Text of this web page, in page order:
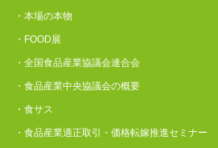
・本場の本物
・FOOD展
・全国食品産業協議会連合会
・食品産業中央協議会の概要
・食サス
・食品産業適正取引・価格転嫁推進セミナー